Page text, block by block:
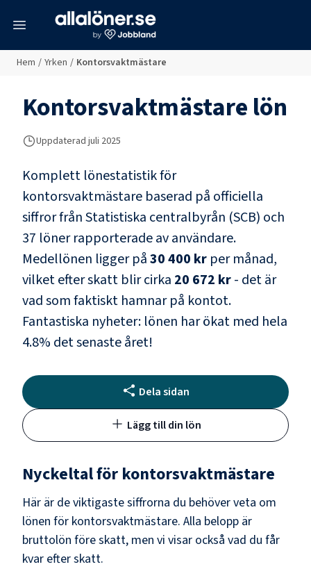
Hem / Yrken / Kontorsvaktmästare
Kontorsvaktmästarelön
Uppdaterad juli 2025
Komplett lönestatistik för
kontorsvaktmästare baserad på officiella
siffror från Statistiska centralbyrån (SCB) och
37 löner rapporterade av användare.
Medellönen ligger på30 400 kr per månad,
vilket efter skatt blir cirka 20 672 kr- det är
vad som faktiskt hamnar på kontot.
Fantastiska nyheter: lönen har ökat med hela
4.8% det senaste året!
Dela sidan
Lägg till din lön
Nyckeltal för kontorsvaktmästare
Här är de viktigaste siffrorna du behöver veta om
lönen för kontorsvaktmästare. Alla belopp är
bruttolön före skatt, men vi visar också vad du får
kvar efter skatt.